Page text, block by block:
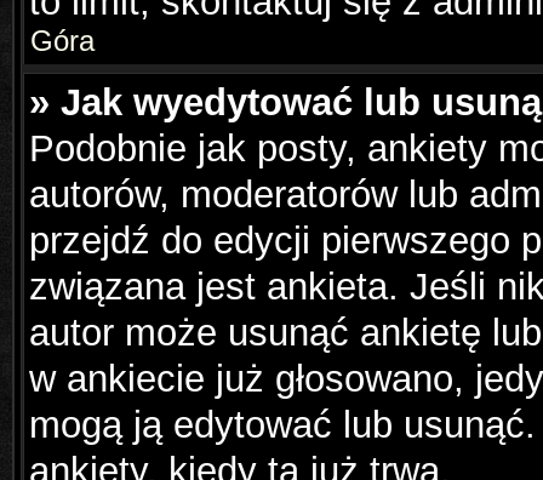
Góra
» Jak wyedytować lub
Podobnie jak posty, ankiety
autorów, moderatorów lub
przejdź do edycji pierwszego
związana jest ankieta. Jeśli
autor może usunąć ankietę
w ankiecie już głosowano,
mogą ją edytować lub
ankiety, kiedy ta już trwa.